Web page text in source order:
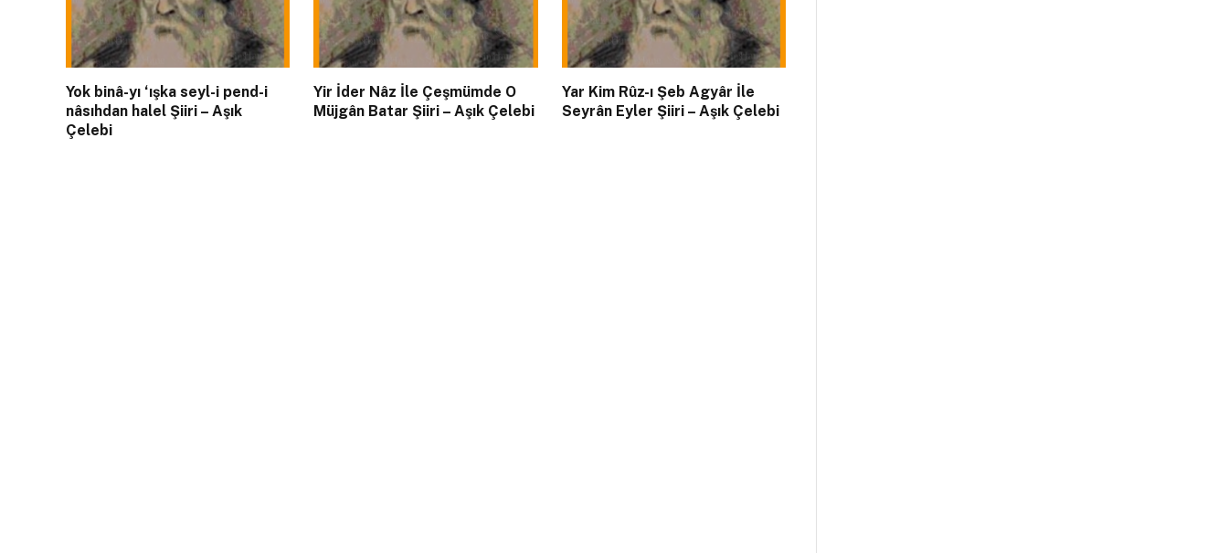
Yok binâ-yı ‘ışka seyl-i pend-i
nâsıhdan halel Şiiri – Aşık
Çelebi
Yir İder Nâz İle Çeşmümde O
Müjgân Batar Şiiri – Aşık Çelebi
Yar Kim Rûz-ı Şeb Agyâr İle
Seyrân Eyler Şiiri – Aşık Çelebi